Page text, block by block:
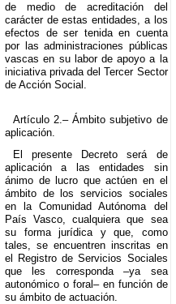
de medio de acreditación del
carácter de estas entidades, a los
efectos de ser tenida en cuenta
por las administraciones públicas
vascas en su labor de apoyo a la
iniciativa privada del Tercer Sector
de Acción Social.
Artículo 2.– Ámbito subjetivo de
aplicación.
El presente Decreto será de
aplicación a las entidades sin
ánimo de lucro que actúen en el
ámbito de los servicios sociales
en la Comunidad Autónoma del
País Vasco, cualquiera que sea
su forma jurídica y que, como
tales, se encuentren inscritas en
el Registro de Servicios Sociales
que les corresponda –ya sea
autonómico o foral– en función de
su ámbito de actuación.